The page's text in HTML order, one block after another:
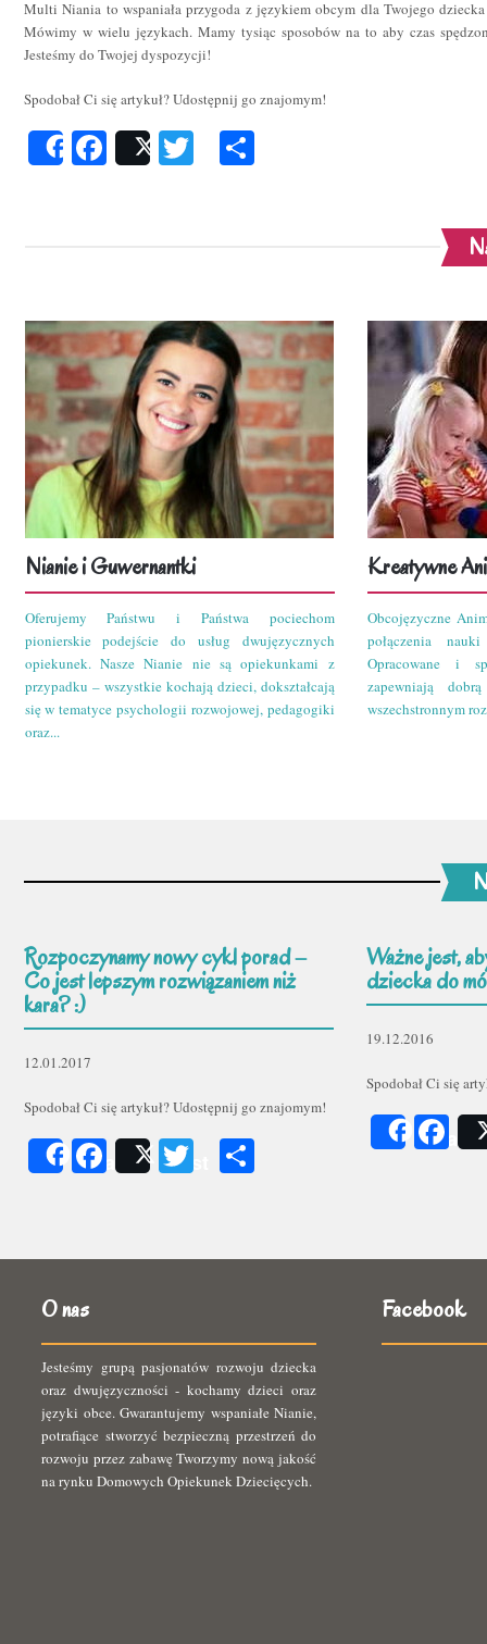
Multi Niania to wspaniała przygoda z językiem obcym dla Twojego
Mówimy w wielu językach. Mamy tysiąc sposobów na to aby czas
Jesteśmy do Twojej dyspozycji!
Spodobał Ci się artykuł? Udostępnij go znajomym!
ShareFacebook
Post Twitter
Nianie i Guwernantki
Oferujemy Państwu i Państwa pociechom
pionierskie podejście do usług dwujęzycznych
opiekunek. Nasze Nianie nie są opiekunkami z
przypadku – wszystkie kochają dzieci, dokształcają
się w tematyce psychologii rozwojowej, pedagogiki
oraz...
Kreatywne
Obcojęzyczne
połączenia
Opracowane i
zapewniają
wszechstronnym
Rozpoczynamy nowy cykl porad –
Co jest lepszym rozwiązaniem niż
kara? :)
12.01.2017
Spodobał Ci się artykuł? Udostępnij go znajomym!
ShareFacebook
Post Twitter
Ważne jest,
dziecka do
19.12.2016
Spodobał Ci się
Share
O nas
Jesteśmy grupą pasjonatów rozwoju dziecka
oraz dwujęzyczności - kochamy dzieci oraz
języki obce. Gwarantujemy wspaniałe Nianie,
potrafiące stworzyć bezpieczną przestrzeń do
rozwoju przez zabawę Tworzymy nową jakość
na rynku Domowych Opiekunek Dziecięcych.
Facebook